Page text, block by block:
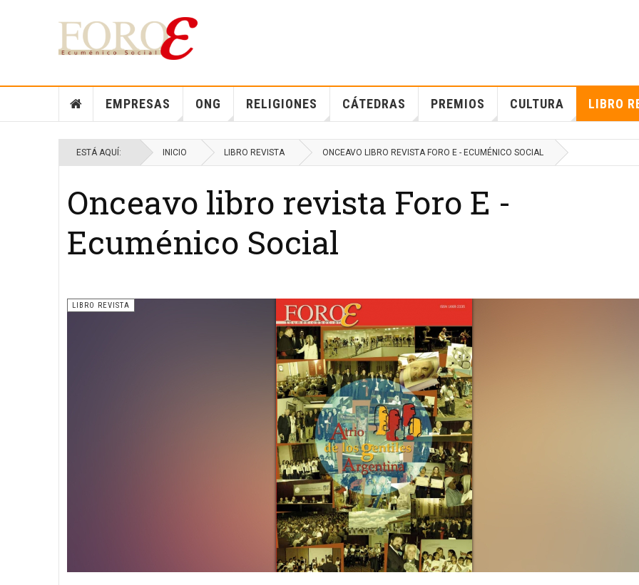
EMPRESAS ONG RELIGIONES CÁTEDRAS PREMIOS CULTURA LIBRO
ESTÁ AQUÍ: INICIO LIBRO REVISTA ONCEAVO LIBRO REVISTA FORO E - ECUMÉNICO SOCIAL
Onceavo libro revista Foro E -
Ecuménico Social
LIBRO REVISTA